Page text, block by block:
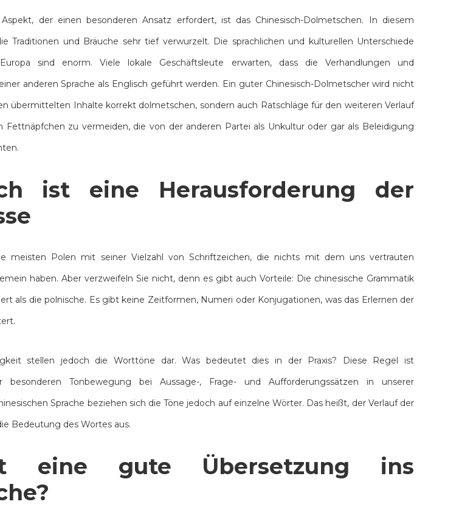
der einen besonderen Ansatz erfordert, ist das Chinesisch-Dolmetschen. In diesem
Traditionen und Bräuche sehr tief verwurzelt. Die sprachlichen und kulturellen Unterschiede
sind enorm. Viele lokale Geschäftsleute erwarten, dass die Verhandlungen und
anderen Sprache als Englisch geführt werden. Ein guter Chinesisch-Dolmetscher wird nicht
übermittelten Inhalte korrekt dolmetschen, sondern auch Ratschläge für den weiteren Verlauf
Fettnäpfchen zu vermeiden, die von der anderen Partei als Unkultur oder gar als Beleidigung
ist eine Herausforderung der
meisten Polen mit seiner Vielzahl von Schriftzeichen, die nichts mit dem uns vertrauten
haben. Aber verzweifeln Sie nicht, denn es gibt auch Vorteile: Die chinesische Grammatik
als die polnische. Es gibt keine Zeitformen, Numeri oder Konjugationen, was das Erlernen der
stellen jedoch die Worttöne dar. Was bedeutet dies in der Praxis? Diese Regel ist
besonderen Tonbewegung bei Aussage-, Frage- und Aufforderungssätzen in unserer
Sprache beziehen sich die Töne jedoch auf einzelne Wörter. Das heißt, der Verlauf der
Bedeutung des Wortes aus.
eine gute Übersetzung ins